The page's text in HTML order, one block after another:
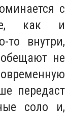
с
как и
то внутри,
не
передаст
соло и,